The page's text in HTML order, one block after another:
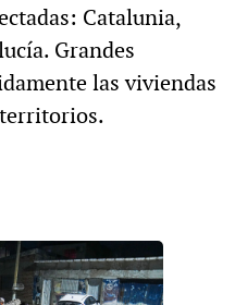
Catalunia,
Grandes
las viviendas